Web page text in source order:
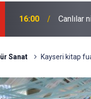
15:35 Sosyal
Sanat Kayseri kitap